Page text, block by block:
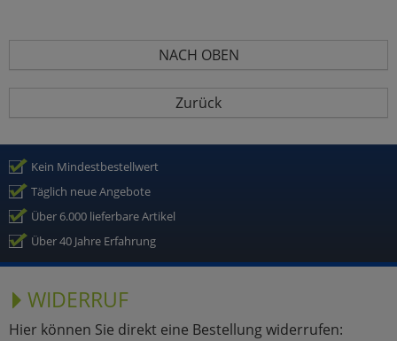
NACH OBEN
Zurück
Kein Mindestbestellwert
Täglich neue Angebote
Über 6.000 lieferbare Artikel
Über 40 Jahre Erfahrung
WIDERRUF
Hier können Sie direkt eine Bestellung widerrufen: